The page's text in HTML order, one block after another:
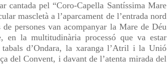
cantada pel “Coro-Capella Santíssima Mare
mascletà a l’aparcament de l’entrada nord
persones van acompanyar la Mare de Déu
la multitudinària processó que va estar
d’Ondara, la xaranga l’Atril i la Unió
del Convent, i davant de l’atenta mirada del